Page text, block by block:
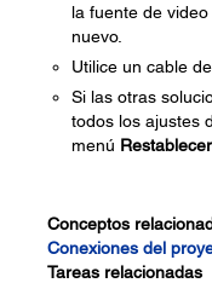
la fuente de
nuevo.
Utilice un cable
Si las otras
todos los ajustes
menú Restablecer
Conceptos
Conexiones del
Tareas relacionadas